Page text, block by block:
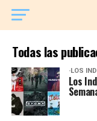
Todas las
·LOS
Los